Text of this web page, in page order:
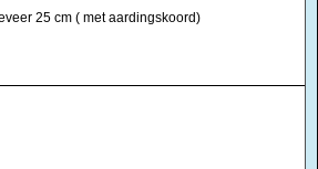
25 cm ( met aardingskoord)